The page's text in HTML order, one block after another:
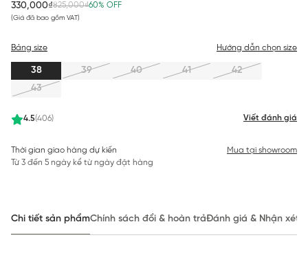
330,000₫825,000₫60% OFF
(Giá đã bao gồm VAT)
4.5(406) Viết đánh giá
Bảng size Hướng dẫn chọn size
38 39 40 41
42
43
Thời gian giao hàng dự kiến
Từ 3 đến 5 ngày kể từ ngày đặt hàng
Mua tại showroom
Chi tiết sản phẩmChính sách đổi & hoàn trảĐánh giá & Nhận xét